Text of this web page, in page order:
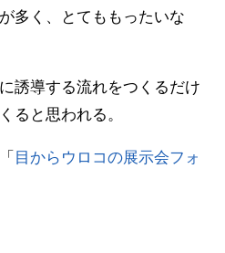
多く、とてももったいな
誘導する流れをつくるだけ
ると思われる。
目からウロコの展示会フォ